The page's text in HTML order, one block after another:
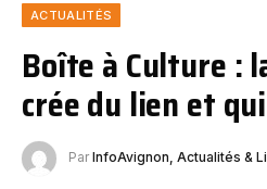
ACTUALITÉS
Boîte à Culture :
crée du lien et
Par InfoAvignon, Actualités &